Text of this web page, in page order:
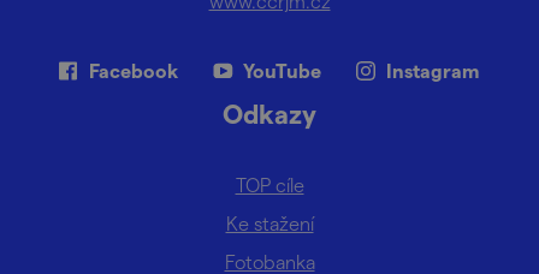
Facebook YouTube Instagram
Odkazy
TOP cíle
Ke stažení
Fotobanka